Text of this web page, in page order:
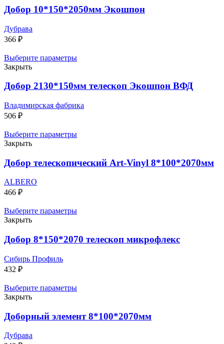
Добор 10*150*2050мм Экошпон
Дубрава
366 ₽
Выберите параметры
Закрыть
Добор 2130*150мм телескоп Экошпон ВФД
Владимирская фабрика
506 ₽
Выберите параметры
Закрыть
Добор телескопический Art-Vinyl 8*100*2070мм
ALBERO
466 ₽
Выберите параметры
Закрыть
Добор 8*150*2070 телескоп микрофлекс
Сибирь Профиль
432 ₽
Выберите параметры
Закрыть
Доборный элемент 8*100*2070мм
Дубрава